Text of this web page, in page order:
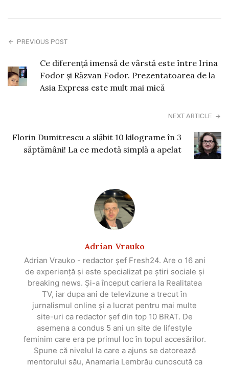
PREVIOUS POST
Ce diferență imensă de vârstă este între Irina
Fodor și Răzvan Fodor. Prezentatoarea de la
Asia Express este mult mai mică
NEXT ARTICLE
Florin Dumitrescu a slăbit 10 kilograme în 3
săptămâni! La ce medotă simplă a apelat
Adrian Vrauko
Adrian Vrauko - redactor șef Fresh24. Are o 16 ani
de experiență și este specializat pe știri sociale și
breaking news. Și-a început cariera la Realitatea
TV, iar dupa ani de televizune a trecut în
jurnalismul online și a lucrat pentru mai multe
site-uri ca redactor șef din top 10 BRAT. De
asemena a condus 5 ani un site de lifestyle
feminim care era pe primul loc în topul accesărilor.
Spune că nivelul la care a ajuns se datorează
mentorului său, Anamaria Lembrău cunoscută ca